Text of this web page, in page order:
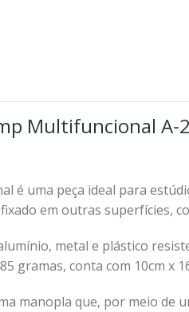
Multifuncional A-
é uma peça ideal para
em outras superfícies,
metal e plástico
gramas, conta com 10cm x
manopla que, por meio de